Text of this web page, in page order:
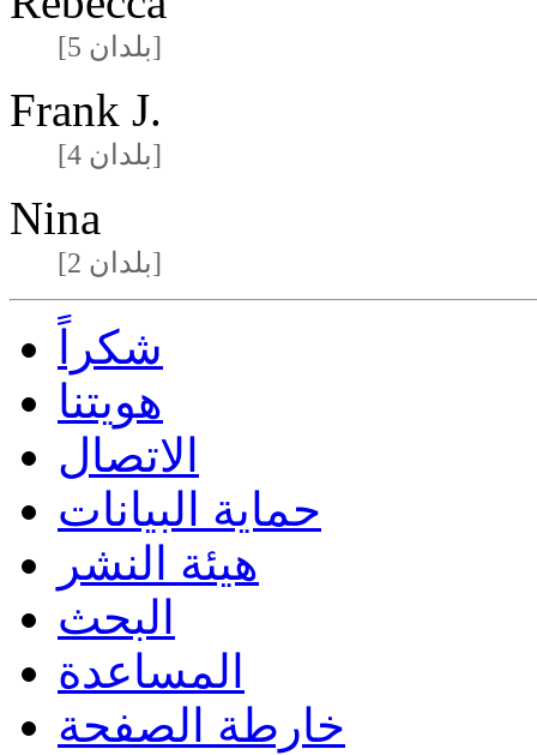
[5 بلدان]
Frank J.
[4 بلدان]
Nina
[2 بلدان]
شكراً
هويتنا
الاتصال
حماية البيانات
هيئة النشر
البحث
المساعدة
خارطة الصفحة